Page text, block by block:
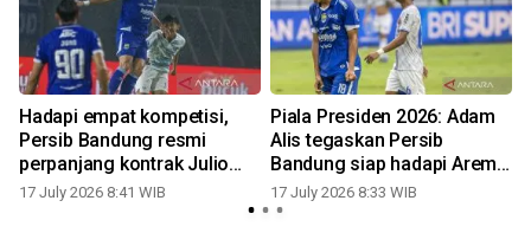
Hadapi empat kompetisi,
Persib Bandung resmi
perpanjang kontrak Julio
Cesar
17 July 2026 8:41 WIB
Piala Presiden 2026: Adam
Alis tegaskan Persib
Bandung siap hadapi Arema
FC
17 July 2026 8:33 WIB